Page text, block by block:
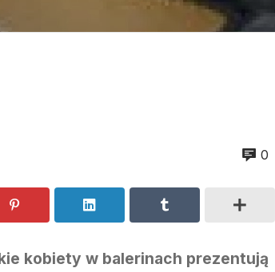
0
kobiety w balerinach prezentują